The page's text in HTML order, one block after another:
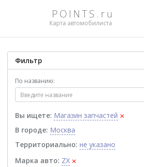
POINTS.ru
Карта автомобилиста
Фильтр
По названию:
Вы ищете: Магазин запчастей ×
В городе: Москва
Территориально: не указано
Марка авто: ZX ×